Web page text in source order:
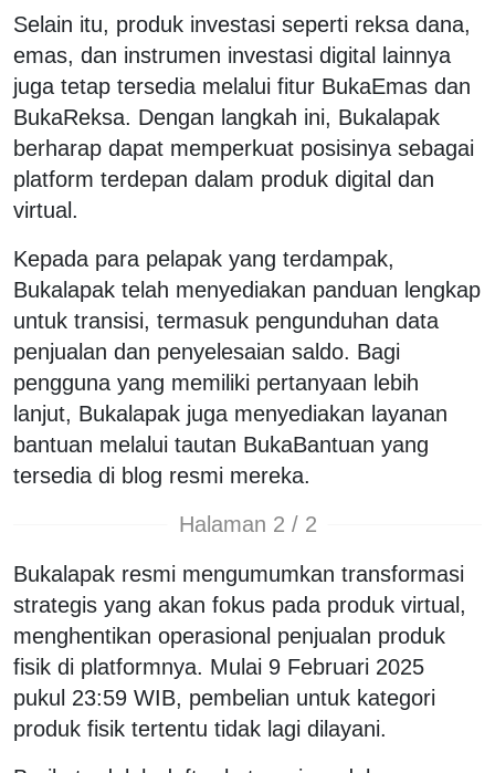
Selain itu, produk investasi seperti reksa dana,
emas, dan instrumen investasi digital lainnya
juga tetap tersedia melalui fitur BukaEmas dan
BukaReksa. Dengan langkah ini, Bukalapak
berharap dapat memperkuat posisinya sebagai
platform terdepan dalam produk digital dan
virtual.
Kepada para pelapak yang terdampak,
Bukalapak telah menyediakan panduan lengkap
untuk transisi, termasuk pengunduhan data
penjualan dan penyelesaian saldo. Bagi
pengguna yang memiliki pertanyaan lebih
lanjut, Bukalapak juga menyediakan layanan
bantuan melalui tautan BukaBantuan yang
tersedia di blog resmi mereka.
Halaman 2 / 2
Bukalapak resmi mengumumkan transformasi
strategis yang akan fokus pada produk virtual,
menghentikan operasional penjualan produk
fisik di platformnya. Mulai 9 Februari 2025
pukul 23:59 WIB, pembelian untuk kategori
produk fisik tertentu tidak lagi dilayani.